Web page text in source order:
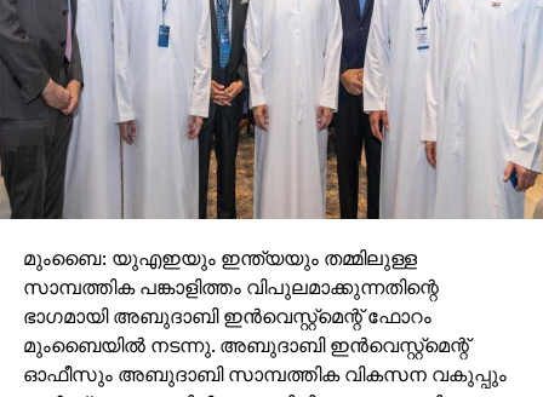
മുംബൈ: യുഎഇയും ഇന്ത്യയും തമ്മിലുള്ള
സാമ്പത്തിക പങ്കാളിത്തം വിപുലമാക്കുന്നതിന്റെ
ഭാഗമായി അബുദാബി ഇന്‍വെസ്റ്റ്‌മെന്റ് ഫോറം
മുംബൈയില്‍ നടന്നു. അബുദാബി ഇന്‍വെസ്റ്റ്മെന്റ്
ഓഫീസും അബുദാബി സാമ്പത്തിക വികസന വകുപ്പും